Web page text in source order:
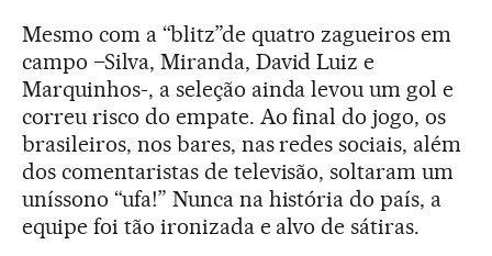
Mesmo com a “blitz”de quatro zagueiros em
campo –Silva, Miranda, David Luiz e
Marquinhos-, a seleção ainda levou um gol e
correu risco do empate. Ao final do jogo, os
brasileiros, nos bares, nas redes sociais, além
dos comentaristas de televisão, soltaram um
uníssono “ufa!” Nunca na história do país, a
equipe foi tão ironizada e alvo de sátiras.